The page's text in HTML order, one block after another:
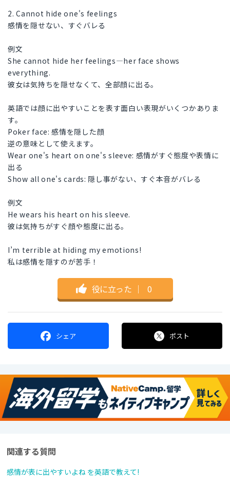
2. Cannot hide one's feelings
感情を隠せない、すぐバレる
例文
She cannot hide her feelings—her face shows
everything.
彼女は気持ちを隠せなくて、全部顔に出る。
英語では顔に出やすいことを表す面白い表現がいくつかありま
す。
Poker face: 感情を隠した顔
逆の意味として使えます。
Wear one's heart on one's sleeve: 感情がすぐ態度や表情に
出る
Show all one's cards: 隠し事がない、すぐ本音がバレる
例文
He wears his heart on his sleeve.
彼は気持ちがすぐ顔や態度に出る。
I’m terrible at hiding my emotions!
私は感情を隠すのが苦手！
役に立った ｜ 0
シェア ポスト
関連する質問
感情が表に出やすいよね を英語で教えて!